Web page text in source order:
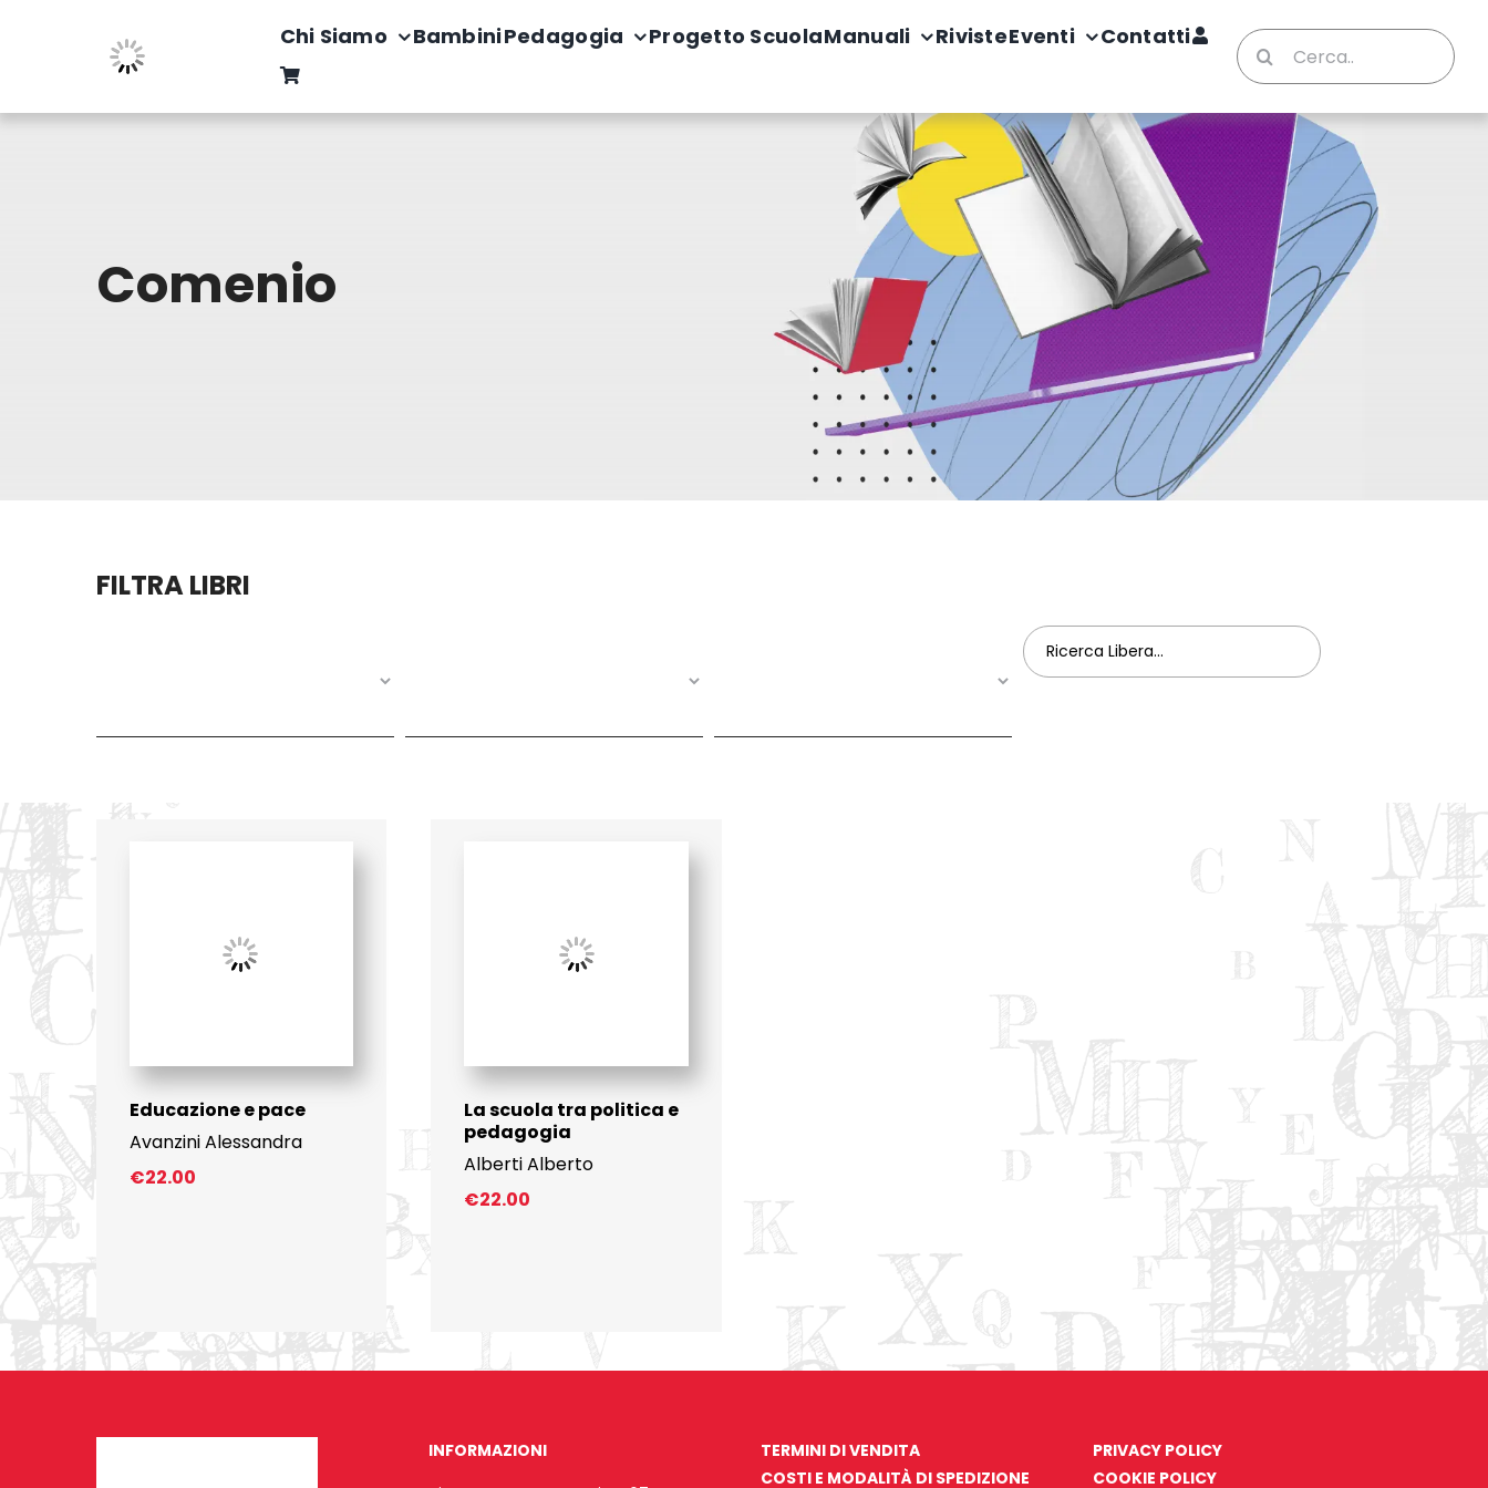
Chi Siamo BambiniPedagogia Progetto ScuolaManuali RivisteEventi Contatti
Cerca
per:
Comenio
FILTRA LIBRI
Educazione e pace
Avanzini Alessandra
€22.00
La scuola tra politica e
pedagogia
Alberti Alberto
€22.00
INFORMAZIONI
TERMINI DI VENDITA
COSTI E MODALITÀ DI SPEDIZIONE
PRIVACY POLICY
COOKIE POLICY